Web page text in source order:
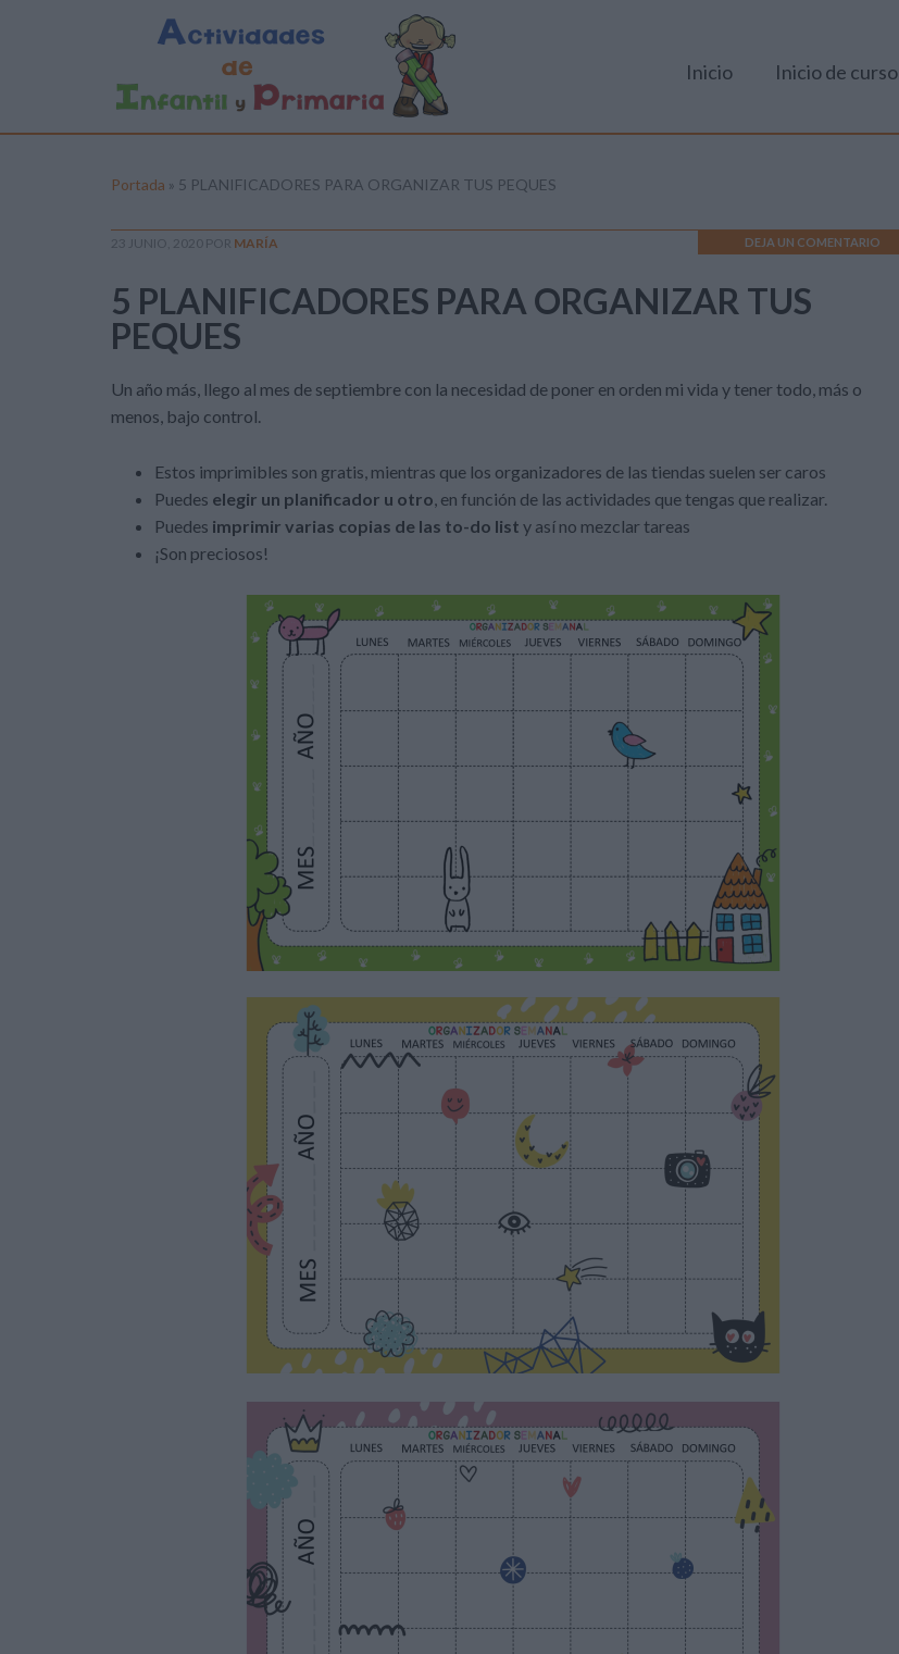
Inicio Inicio de curso
Portada » 5 PLANIFICADORES PARA ORGANIZAR TUS PEQUES
23 JUNIO, 2020 POR MARÍA DEJA UN COMENTARIO
5 PLANIFICADORES PARA ORGANIZAR TUS
PEQUES
Un año más, llego al mes de septiembre con la necesidad de poner en orden mi vida y tener todo, más o
menos, bajo control.
Estos imprimibles son gratis, mientras que los organizadores de las tiendas suelen ser caros
Puedes elegir un planificador u otro, en función de las actividades que tengas que realizar.
Puedes imprimir varias copias de las to-do list y así no mezclar tareas
¡Son preciosos!